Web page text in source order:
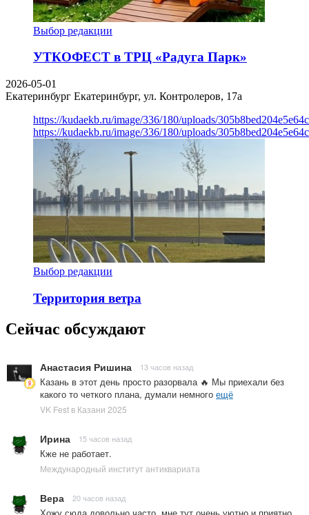
Выбор редакции
УТКОФЕСТ в ТРЦ «Радуга Парк»
2026-05-01
Екатеринбург Екатеринбург, ул. Контролеров, 17а
https://kudaekb.ru/image/336/180/uploads/
https://kudaekb.ru/image/336/180/uploads/
Выбор редакции
Территория ветра
Сейчас обсуждают
Анастасия Ришина 13 часов назад
Казань в этот день просто разорвала 🔥 Мы приехали без
какого то четкого плана, думали немного ещё
VK Fest в Казани 2025
Ирина 15 часов назад
Кже не работает.
Международный институт антиквариата
Вера 20 часов назад
Хожу сюда довольно часто, мне тут очень уютно и приятно.